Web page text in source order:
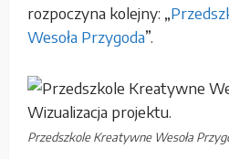
rozpoczyna kolejny: „
Wesoła Przygoda”.
Przedszkole Kreatywne Wesoła